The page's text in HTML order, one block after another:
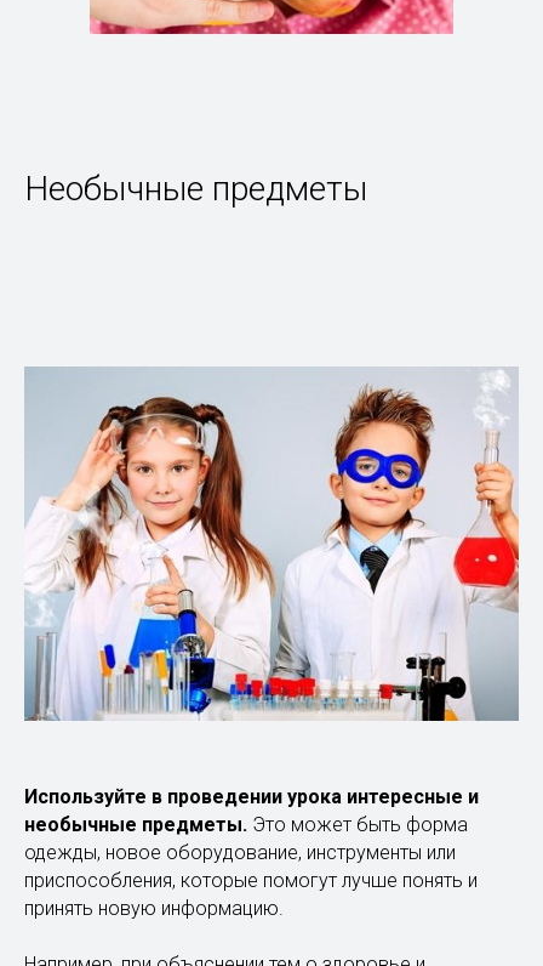
Необычные предметы
Используйте в проведении урока интересные и
необычные предметы. Это может быть форма
одежды, новое оборудование, инструменты или
приспособления, которые помогут лучше понять и
принять новую информацию.